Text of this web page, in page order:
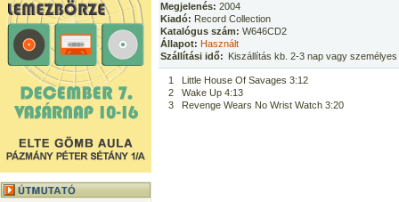
Megjelenés: 2004
Kiadó: Record Collection
Katalógus szám: W646CD2
Állapot: Használt
Szállítási idő: Kiszállítás kb. 2-3 nap vagy
1
Little House Of Savages 3:12
2
Wake Up 4:13
3
Revenge Wears No Wrist Watch 3:20